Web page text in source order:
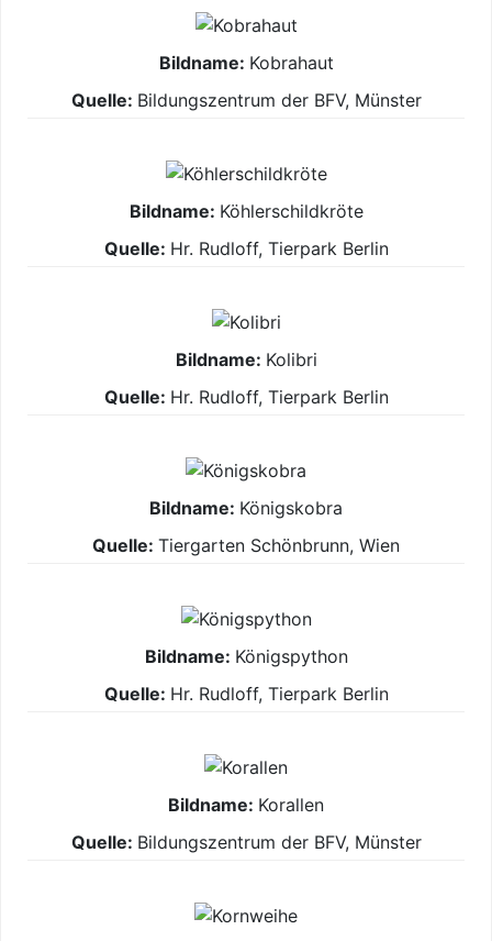
Kobrahaut
Bildungszentrum der BFV, Münster
Köhlerschildkröte
Hr. Rudloff, Tierpark Berlin
Kolibri
Hr. Rudloff, Tierpark Berlin
Königskobra
Tiergarten Schönbrunn, Wien
Königspython
Hr. Rudloff, Tierpark Berlin
Korallen
Bildungszentrum der BFV, Münster